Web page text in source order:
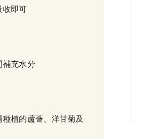
收即可
補充水分
植的蘆薈、洋甘菊及